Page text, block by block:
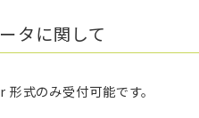
タに関して
のみ受付可能です。